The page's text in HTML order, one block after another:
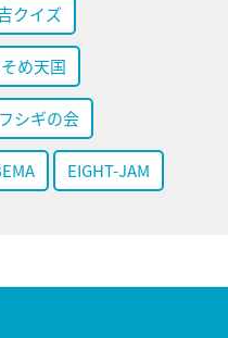
クイズ
め天国
シギの会
EIGHT-JAM